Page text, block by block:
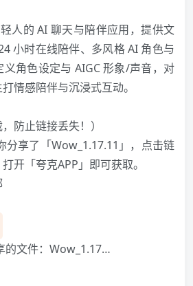
人的 AI 聊天与陪伴应用，提供文
小时在线陪伴、多风格 AI 角色与
角色设定与 AIGC 形象/声音，对
情感陪伴与沉浸式互动。
防止链接丢失！）️
分享了「Wow_1.17.11」，点击链
开「夸克APP」即可获取。
的文件：Wow_1.17…